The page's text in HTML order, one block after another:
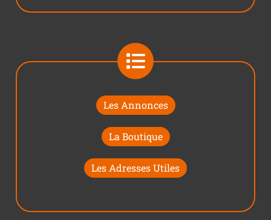
Les Annonces
La Boutique
Les Adresses Utiles